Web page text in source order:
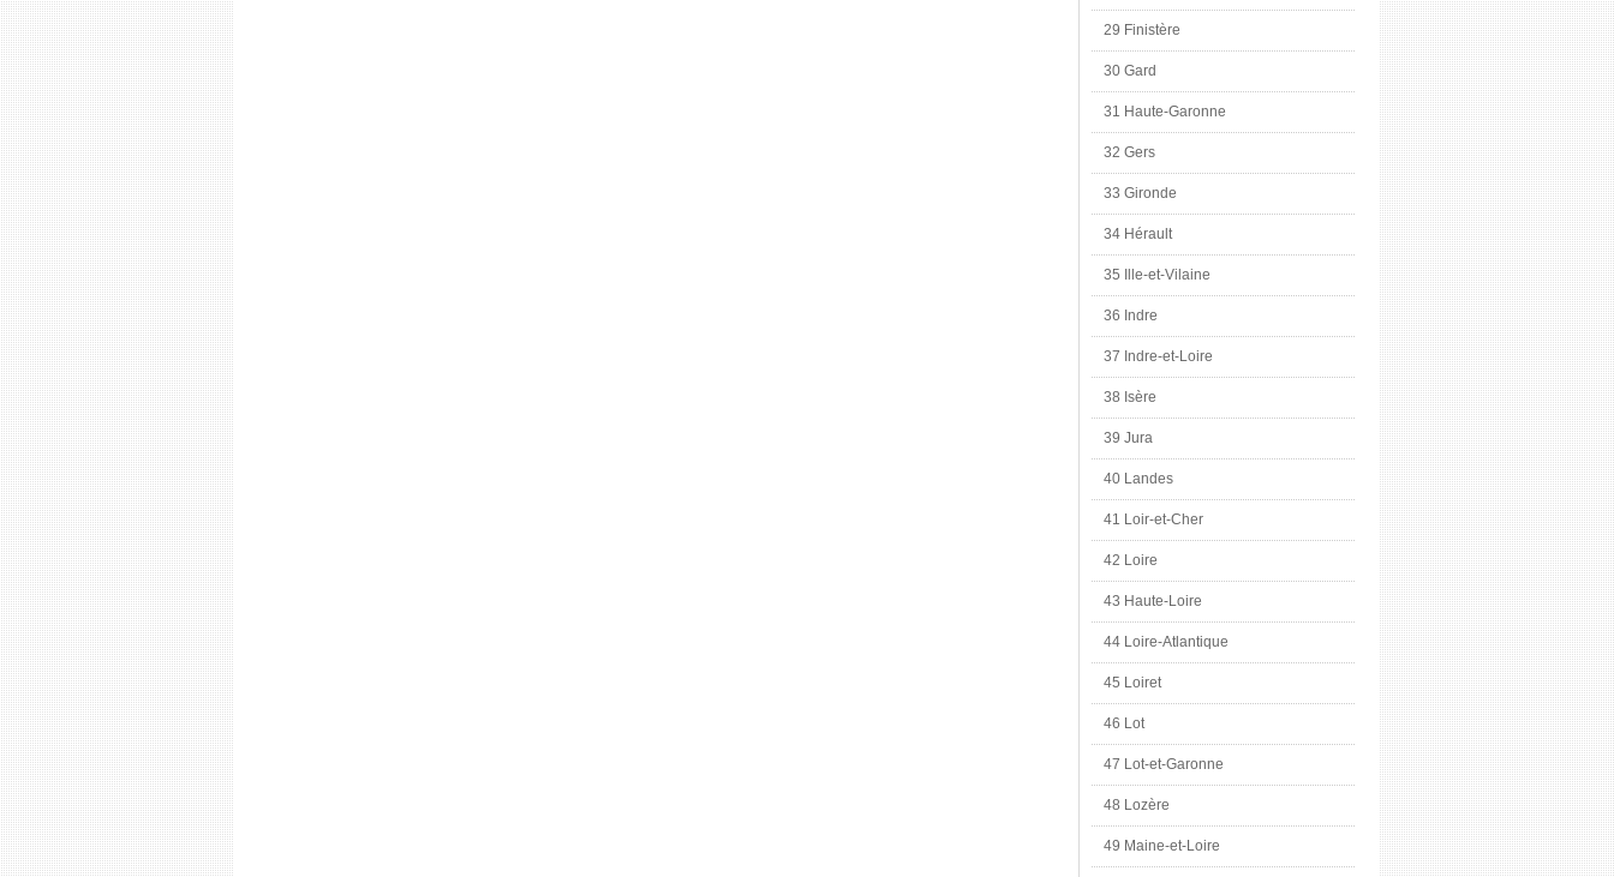
29 Finistère
30 Gard
31 Haute-Garonne
32 Gers
33 Gironde
34 Hérault
35 Ille-et-Vilaine
36 Indre
37 Indre-et-Loire
38 Isère
39 Jura
40 Landes
41 Loir-et-Cher
42 Loire
43 Haute-Loire
44 Loire-Atlantique
45 Loiret
46 Lot
47 Lot-et-Garonne
48 Lozère
49 Maine-et-Loire